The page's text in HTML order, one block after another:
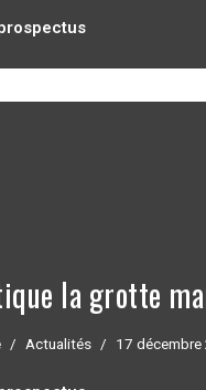
la grotte
Actualités 17 décembre